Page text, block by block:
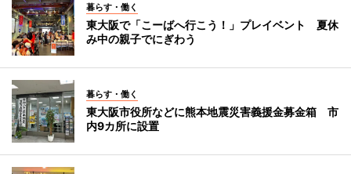
暮らす・働く
東大阪で「こーばへ行こう！」プレイベント 夏休
み中の親子でにぎわう
暮らす・働く
東大阪市役所などに熊本地震災害義援金募金箱 市
内9カ所に設置